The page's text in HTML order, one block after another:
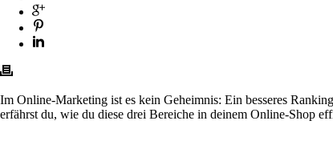
Im Online-Marketing ist es kein Geheimnis: Ein besseres
erfährst du, wie du diese drei Bereiche in deinem Online-Shop